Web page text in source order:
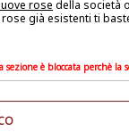
rose della società
già esistenti ti
sezione è bloccata perchè